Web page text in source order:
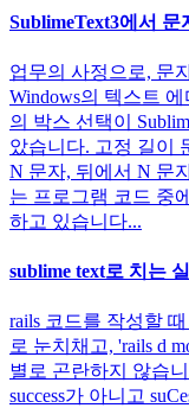
SublimeText3에서 문
업무의 사정으로, 문
Windows의 텍스트
의 박스 선택이
았습니다. 고정 길이
N 문자, 뒤에서 N 문
는 프로그램 코드 중
하고 있습니다...
sublime text로 치는
rails 코드를 작성할
로 눈치채고, 'rails d
별로 곤란하지 않습
success가 아니고